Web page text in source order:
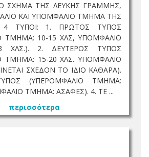
ΣΧΗΜΑ ΤΗΣ ΛΕΥΚΗΣ ΓΡΑΜΜΗΣ,
ΚΑΙ ΥΠΟΜΦΑΛΙΟ ΤΜΗΜΑ ΤΗΣ
4 ΤΥΠΟΙ: 1. ΠΡΩΤΟΣ ΤΥΠΟΣ
ΤΜΗΜΑ: 10-15 ΧΛΣ, ΥΠΟΜΦΑΛΙΟ
ΧΛΣ.). 2. ΔΕΥΤΕΡΟΣ ΤΥΠΟΣ
ΤΜΗΜΑ: 15-20 ΧΛΣ. ΥΠΟΜΦΑΛΙΟ
ΣΧΕΔΟΝ ΤΟ ΙΔΙΟ ΚΑΘΑΡΑ).
(ΥΠΕΡΟΜΦΑΛΙΟ ΤΜΗΜΑ:
ΤΜΗΜΑ: ΑΣΑΦΕΣ). 4. ΤΕ ...
περισσότερα